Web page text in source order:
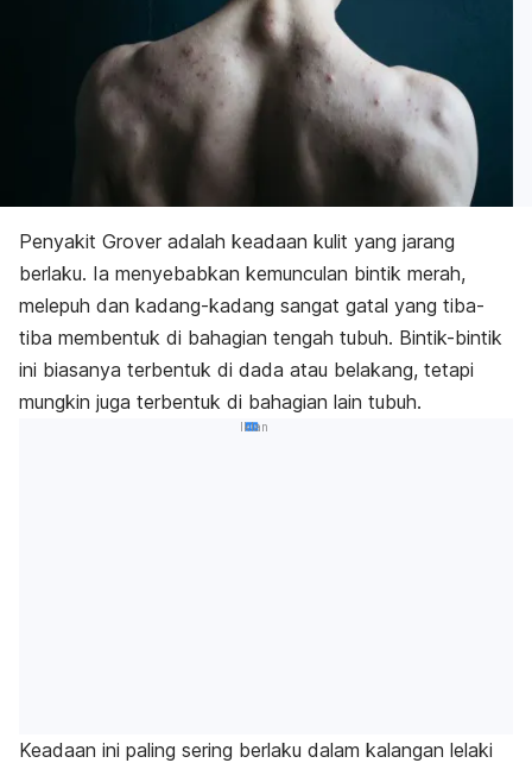
Penyakit Grover adalah keadaan kulit yang jarang
berlaku. Ia menyebabkan kemunculan bintik merah,
melepuh dan kadang-kadang sangat gatal yang tiba-
tiba membentuk di bahagian tengah tubuh. Bintik-bintik
ini biasanya terbentuk di dada atau belakang, tetapi
mungkin juga terbentuk di bahagian lain tubuh.
Iklan
Keadaan ini paling sering berlaku dalam kalangan lelaki